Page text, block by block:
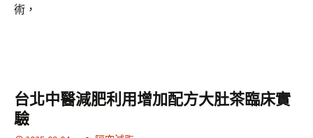
術，
台北中醫減肥利用增加配方大肚茶臨床實
驗